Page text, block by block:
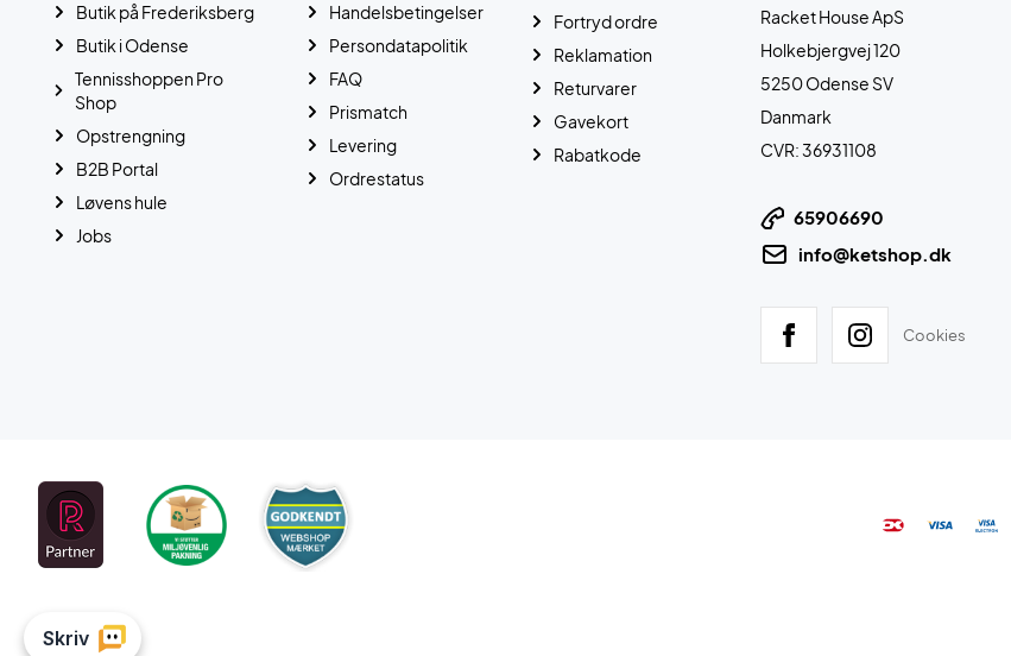
Racket House ApS
Holkebjergvej 120
5250 Odense SV
Danmark
CVR: 36931108
65906690
info@ketshop.dk
Cookies
Handelsbetingelser
Persondatapolitik
FAQ
Prismatch
Levering
Ordrestatus
Fortryd ordre
Reklamation
Returvarer
Gavekort
Rabatkode
Butik på Frederiksberg
Butik i Odense
Tennisshoppen Pro
Shop
Opstrengning
B2B Portal
Løvens hule
Jobs